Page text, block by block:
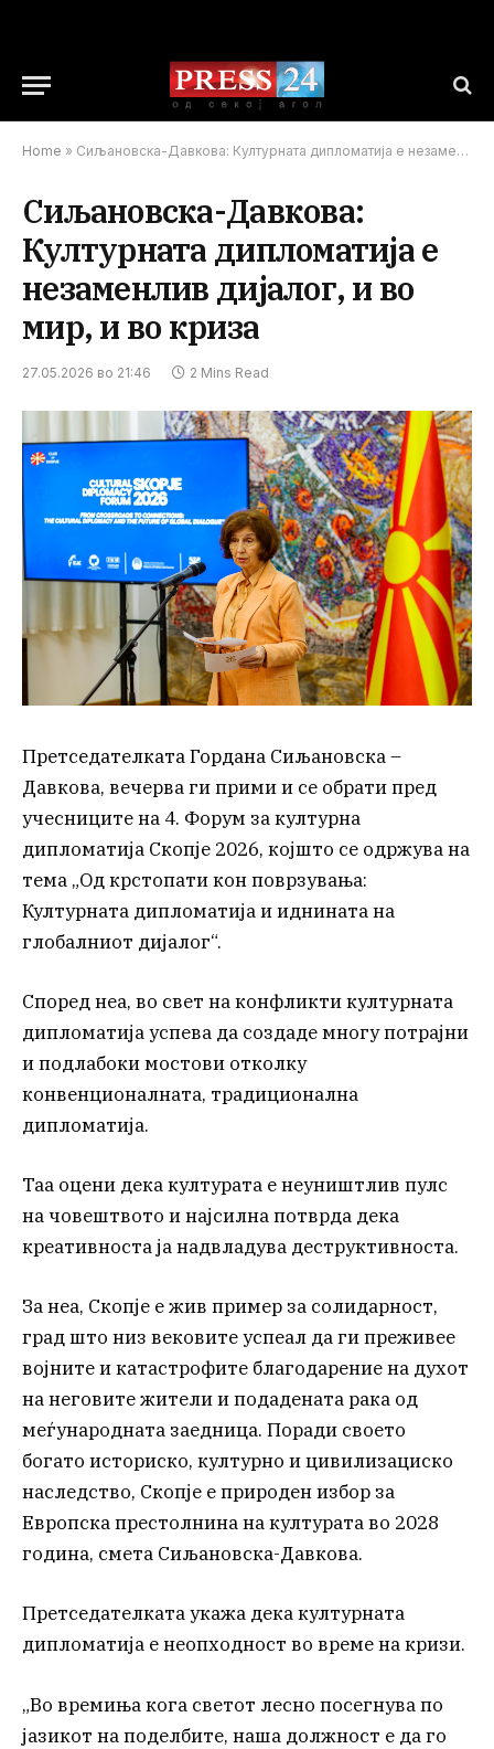
Home » Сиљановска-Давкова: Културната дипломатија е незаменлив дијалог, и во мир, и во криза
Сиљановска-Давкова:
Културната дипломатија е
незаменлив дијалог, и во
мир, и во криза
27.05.2026 во 21:46 2 Mins Read
Претседателката Гордана Сиљановска –
Давкова, вечерва ги прими и се обрати пред
учесниците на 4. Форум за културна
дипломатија Скопје 2026, којшто се одржува на
тема „Од крстопати кон поврзувања:
Културната дипломатија и иднината на
глобалниот дијалог“.
Според неа, во свет на конфликти културната
дипломатија успева да создаде многу потрајни
и подлабоки мостови отколку
конвенционалната, традиционална
дипломатија.
Таа оцени дека културата е неуништлив пулс
на човештвото и најсилна потврда дека
креативноста ја надвладува деструктивноста.
За неа, Скопје е жив пример за солидарност,
град што низ вековите успеал да ги преживее
војните и катастрофите благодарение на духот
на неговите жители и подадената рака од
меѓународната заедница. Поради своето
богато историско, културно и цивилизациско
наследство, Скопје е природен избор за
Европска престолнина на културата во 2028
година, смета Сиљановска-Давкова.
Претседателката укажа дека културната
дипломатија е неопходност во време на кризи.
„Во времиња кога светот лесно посегнува по
јазикот на поделбите, наша должност е да го